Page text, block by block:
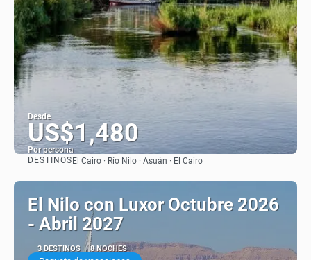
Desde
US$1,480
Por persona
DESTINOSEl Cairo · Río Nilo · Asuán · El Cairo
El Nilo con Luxor Octubre 2026
- Abril 2027
3 DESTINOS 8 NOCHES